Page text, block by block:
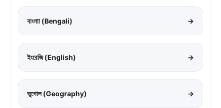
বাংলাা (Bengali) →
ইংরেজি (English) →
ভূগোল (Geography) →